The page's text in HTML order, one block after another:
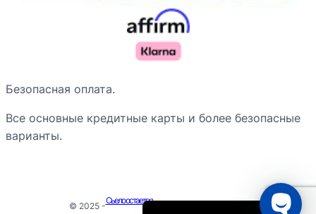
Безопасная оплата.
Все основные кредитные карты и более безопасные
варианты.
© 2025 -
Сьело остается
Français du Canada